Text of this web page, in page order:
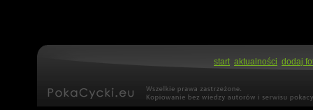
start aktualności dodaj